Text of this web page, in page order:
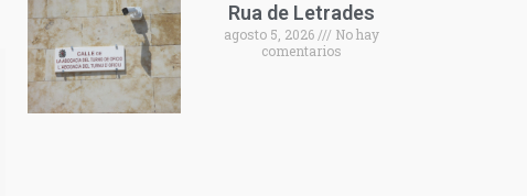
Rua de Letrades
agosto 5, 2026
No hay
comentarios